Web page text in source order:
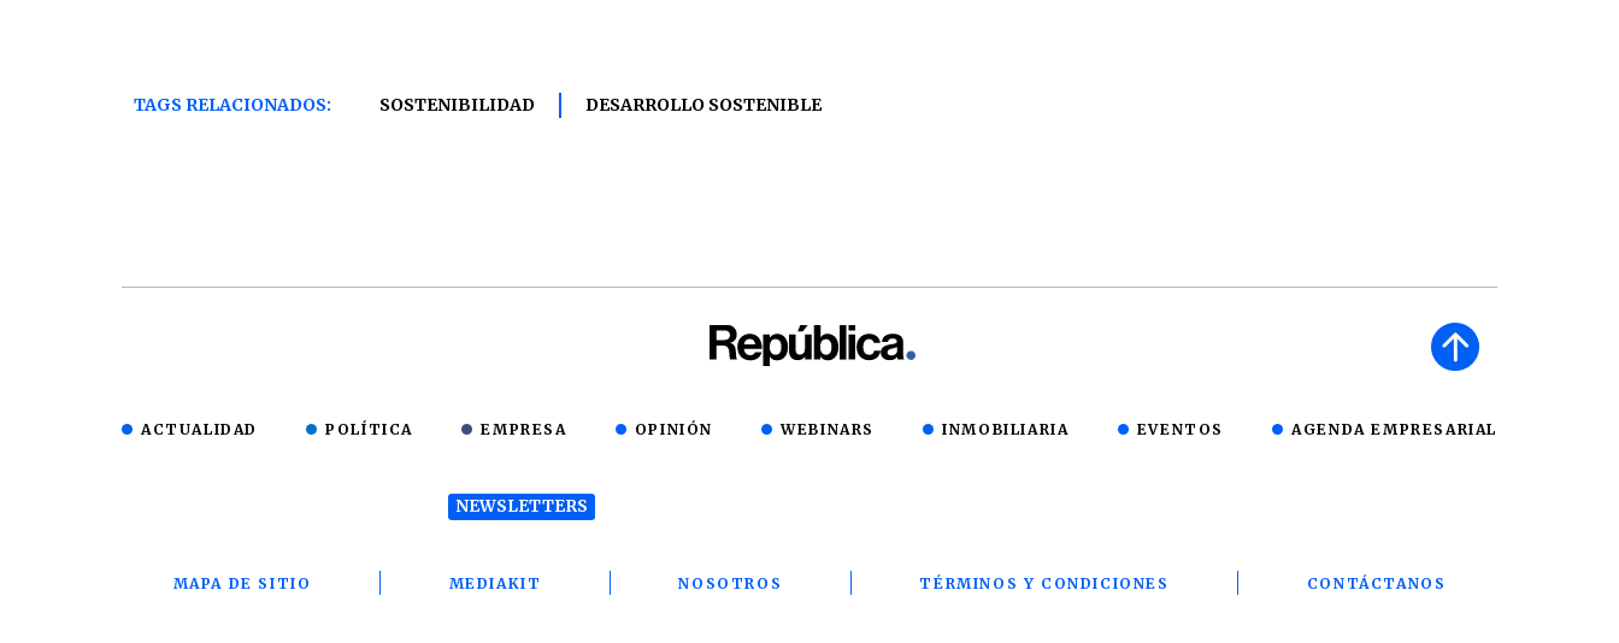
TAGS RELACIONADOS: SOSTENIBILIDAD DESARROLLO SOSTENIBLE
ACTUALIDAD POLÍTICA EMPRESA OPINIÓN WEBINARS INMOBILIARIA EVENTOS AGENDA EMPRESARIAL
NEWSLETTERS
MAPA DE SITIO MEDIAKIT NOSOTROS TÉRMINOS Y CONDICIONES CONTÁCTANOS